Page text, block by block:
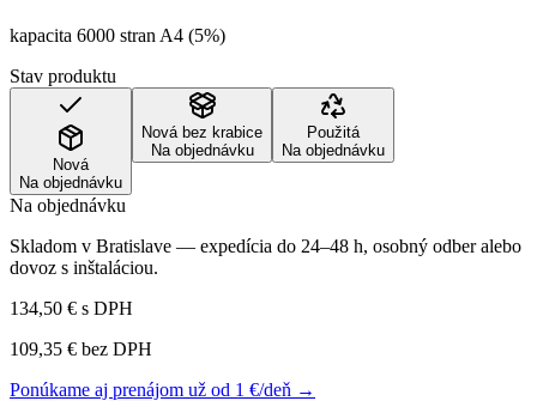
kapacita 6000 stran A4 (5%)
Stav produktu
Nová
Na objednávku
Nová bez krabice
Na objednávku
Použitá
Na objednávku
Na objednávku
Skladom v Bratislave — expedícia do 24–48 h, osobný odber alebo
dovoz s inštaláciou.
134,50 € s DPH
109,35 € bez DPH
Ponúkame aj prenájom už od 1 €/deň →